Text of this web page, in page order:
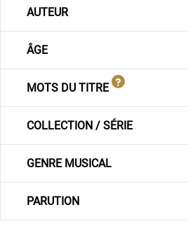
AUTEUR
ÂGE
MOTS DU TITRE
COLLECTION / SÉRIE
GENRE MUSICAL
PARUTION